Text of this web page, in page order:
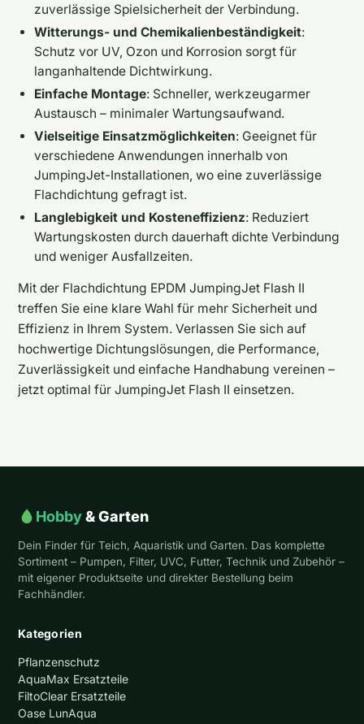
zuverlässige Spielsicherheit der Verbindung.
Witterungs- und Chemikalienbeständigkeit:
Schutz vor UV, Ozon und Korrosion sorgt für
langanhaltende Dichtwirkung.
Einfache Montage: Schneller, werkzeugarmer
Austausch – minimaler Wartungsaufwand.
Vielseitige Einsatzmöglichkeiten: Geeignet für
verschiedene Anwendungen innerhalb von
JumpingJet-Installationen, wo eine zuverlässige
Flachdichtung gefragt ist.
Langlebigkeit und Kosteneffizienz: Reduziert
Wartungskosten durch dauerhaft dichte Verbindung
und weniger Ausfallzeiten.
Mit der Flachdichtung EPDM JumpingJet Flash II
treffen Sie eine klare Wahl für mehr Sicherheit und
Effizienz in Ihrem System. Verlassen Sie sich auf
hochwertige Dichtungslösungen, die Performance,
Zuverlässigkeit und einfache Handhabung vereinen –
jetzt optimal für JumpingJet Flash II einsetzen.
Hobby& Garten
Dein Finder für Teich, Aquaristik und Garten. Das komplette
Sortiment – Pumpen, Filter, UVC, Futter, Technik und Zubehör –
mit eigener Produktseite und direkter Bestellung beim
Fachhändler.
Kategorien
Pflanzenschutz
AquaMax Ersatzteile
FiltoClear Ersatzteile
Oase LunAqua